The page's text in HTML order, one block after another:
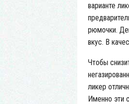
варианте
рюмочки.
вкус. В
Чтобы
ликер
Именно эти